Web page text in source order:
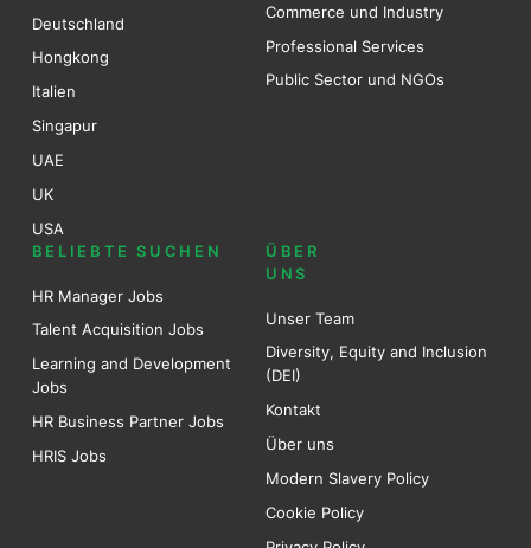
Deutschland
Hongkong
Italien
Singapur
UAE
UK
USA
Commerce und Industry
Professional Services
Public Sector und NGOs
BELIEBTE SUCHEN
HR Manager Jobs
Talent Acquisition Jobs
Learning and Development
Jobs
HR Business Partner Jobs
HRIS Jobs
ÜBER
UNS
Unser Team
Diversity, Equity and Inclusion
(DEI)
Kontakt
Über uns
Modern Slavery Policy
Cookie Policy